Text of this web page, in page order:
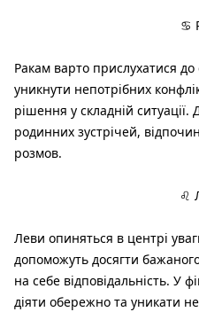
♋
Ракам варто прислухатися до
уникнути непотрібних
рішення у складній
родинних зустрічей,
розмов.
♌
Леви опиняться в центрі
допоможуть досягти
на себе відповідальність. У
діяти обережно та уникати